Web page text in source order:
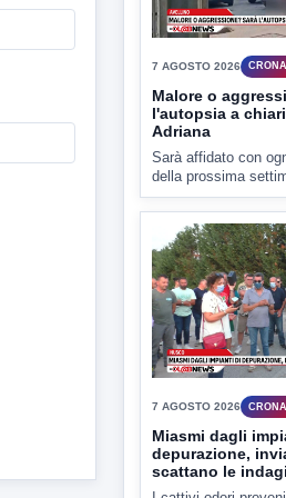
Ponte
ipotesi duplice
Incidente mortale a
7 AGOSTO 2026
Malore o
l'autopsia a
Adriana
Sarà affidato con